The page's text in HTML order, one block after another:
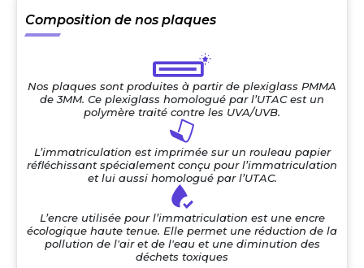
Composition de nos plaques
Nos plaques sont produites à partir de plexiglass PMMA
de 3MM. Ce plexiglass homologué par l’UTAC est un
polymère traité contre les UVA/UVB.
L’immatriculation est imprimée sur un rouleau papier
réfléchissant spécialement conçu pour l’immatriculation
et lui aussi homologué par l’UTAC.
L’encre utilisée pour l’immatriculation est une encre
écologique haute tenue. Elle permet une réduction de la
pollution de l'air et de l'eau et une diminution des
déchets toxiques